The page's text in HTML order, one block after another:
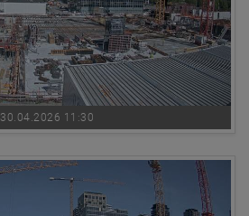
30.04.2026 11:30